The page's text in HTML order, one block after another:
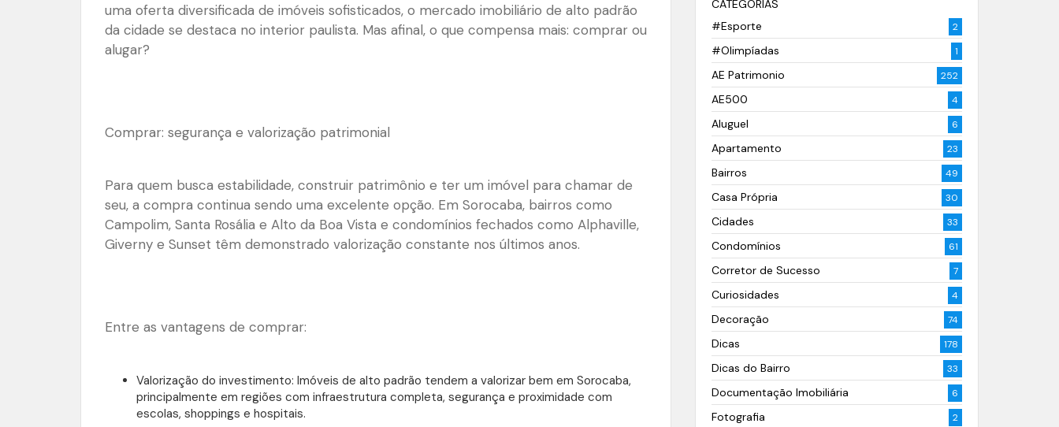
uma oferta diversificada de imóveis sofisticados, o mercado imobiliário de alto padrão
da cidade se destaca no interior paulista. Mas afinal, o que compensa mais: comprar ou
alugar?
Comprar: segurança e valorização patrimonial
Para quem busca estabilidade, construir patrimônio e ter um imóvel para chamar de
seu, a compra continua sendo uma excelente opção. Em Sorocaba, bairros como
Campolim, Santa Rosália e Alto da Boa Vista e condomínios fechados como Alphaville,
Giverny e Sunset têm demonstrado valorização constante nos últimos anos.
Entre as vantagens de comprar:
Valorização do investimento: Imóveis de alto padrão tendem a valorizar bem em Sorocaba,
principalmente em regiões com infraestrutura completa, segurança e proximidade com
escolas, shoppings e hospitais.
CATEGORIAS
#Esporte
2
#Olimpíadas 1
AE Patrimonio 252
AE500 4
Aluguel 6
Apartamento 23
Bairros 49
Casa Própria 30
Cidades 33
Condomínios 61
Corretor de Sucesso 7
Curiosidades 4
Decoração 74
Dicas 178
Dicas do Bairro 33
Documentação Imobiliária 6
Fotografia 2